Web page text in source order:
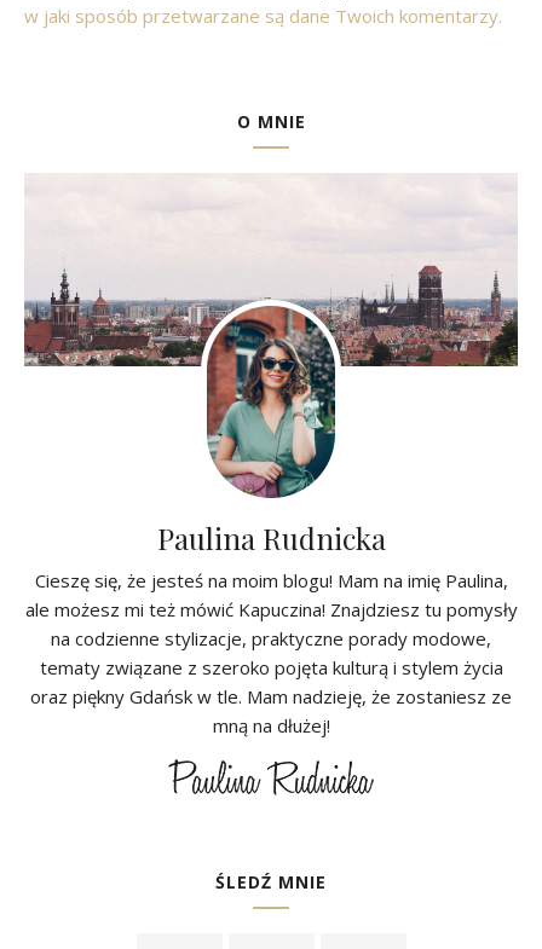
w jaki sposób przetwarzane są dane Twoich komentarzy.
O MNIE
Paulina Rudnicka
Cieszę się, że jesteś na moim blogu! Mam na imię Paulina,
ale możesz mi też mówić Kapuczina! Znajdziesz tu pomysły
na codzienne stylizacje, praktyczne porady modowe,
tematy związane z szeroko pojęta kulturą i stylem życia
oraz piękny Gdańsk w tle. Mam nadzieję, że zostaniesz ze
mną na dłużej!
ŚLEDŹ MNIE